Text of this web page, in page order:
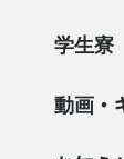
学生寮
動画・